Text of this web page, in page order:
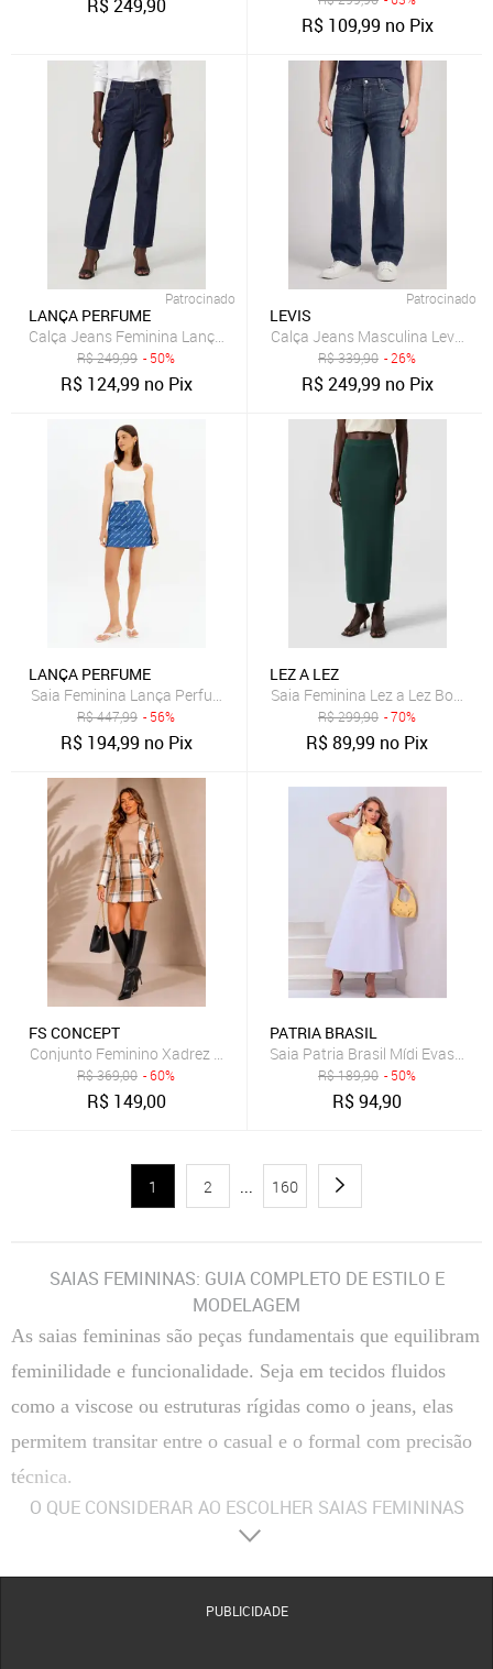
R$249,90
R$ 109,99 no Pix
Patrocinado
LANÇA PERFUME
Calça Jeans Feminina Lança Perfume Mom Luna Azul
R$249,99 - 50%
R$ 124,99 no Pix
Patrocinado
LEVIS
Calça Jeans Masculina Levis
R$339,90 - 26%
R$249,99 no Pix
LANÇA PERFUME
Saia Feminina Lança Perfume Estampa Logo Azul
R$447,99 - 56%
R$ 194,99 no Pix
LEZ A LEZ
Saia Feminina Lez a Lez
R$299,90 - 70%
R$89,99 no Pix
FS CONCEPT
Conjunto Feminino Xadrez Blazer Flanelado e Saia Curta Flanelado
R$369,00 - 60%
R$ 149,00
PATRIA BRASIL
Saia Patria Brasil Mídi Evasê
R$189,90 - 50%
R$94,90
1 2 ... 160
SAIAS FEMININAS: GUIA COMPLETO DE ESTILO E
MODELAGEM
As saias femininas são peças fundamentais que equilibram
feminilidade e funcionalidade. Seja em tecidos fluidos
como a viscose ou estruturas rígidas como o jeans, elas
permitem transitar entre o casual e o formal com precisão
técnica.
O QUE CONSIDERAR AO ESCOLHER SAIAS FEMININAS
A escolha entre fibras naturais, como algodão e viscose, ou
Tecidos com elastano proporcionam maior flexibilidade, enquanto o crepe oferece uma
PUBLICIDADE